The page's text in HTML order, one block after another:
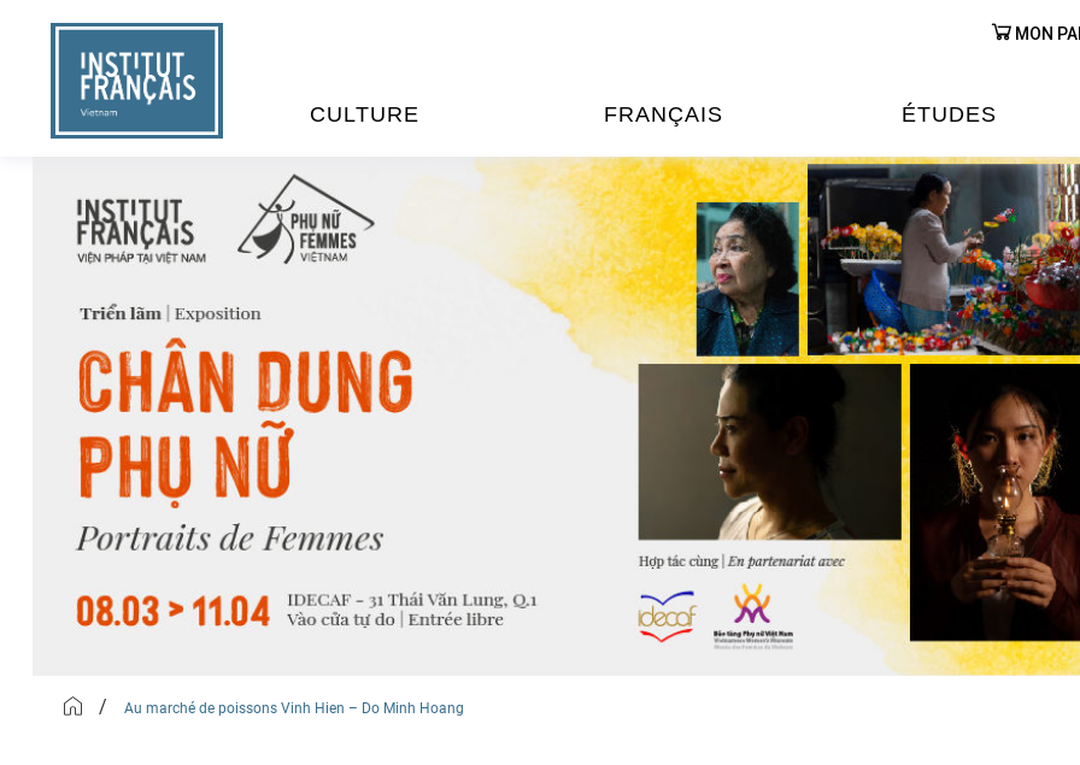
CULTURE
EVÉNEMENTS
MÉDIATHÈQUES
PROGRAMMATION CINÉMA
LIVRE ET DÉBAT D’IDÉES
RÉSIDENCES D'ARTISTES
FRANÇAIS
COURS DE FRANÇAIS
EXAMENS & CERTIFICATIONS
SÉJOURS LINGUISTIQUES
COOPÉRATION LINGUISTIQUE
ÉTUDES
ÉTUDES EN FRANCE
FORMATIONS
AU VIETNAM
FRANCE ALUMNI
MON
/ Au marché de poissons Vinh Hien – Do Minh Hoang